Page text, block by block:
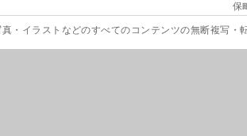
保
真・イラストなどのすべてのコンテンツの無断複